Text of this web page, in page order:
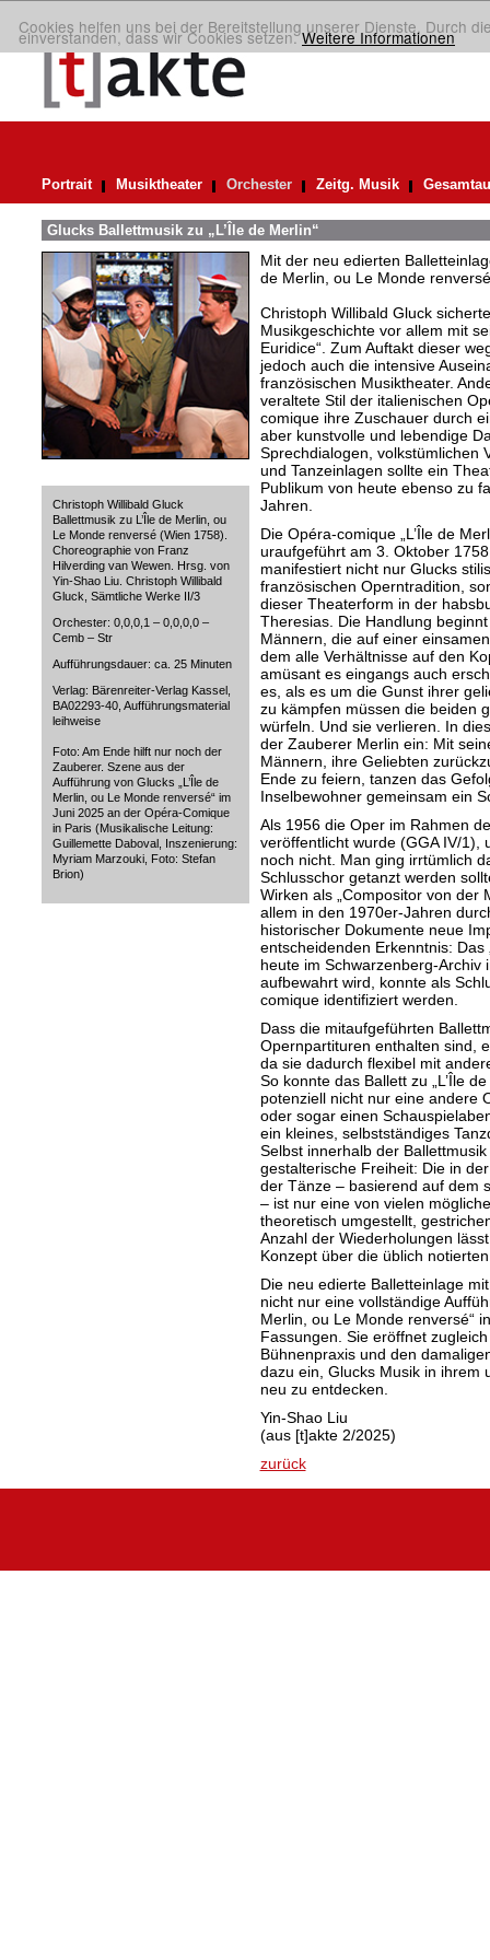
Cookies helfen uns bei der Bereitstellung unserer Dienste. Durch
einverstanden, dass wir Cookies setzen.Weitere Informationen
Portrait Musiktheater Orchester Zeitg. Musik
Glucks Ballettmusik zu „L’Île de Merlin“
Christoph Willibald Gluck
Ballettmusik zu L’Île de Merlin, ou
Le Monde renversé (Wien 1758).
Choreographie von Franz
Hilverding van Wewen. Hrsg. von
Yin-Shao Liu. Christoph Willibald
Gluck, Sämtliche Werke II/3
Orchester: 0,0,0,1 – 0,0,0,0 –
Cemb – Str
Aufführungsdauer: ca. 25 Minuten
Verlag: Bärenreiter-Verlag Kassel,
BA02293-40, Aufführungsmaterial
leihweise
Foto: Am Ende hilft nur noch der
Zauberer. Szene aus der
Aufführung von Glucks „L’Île de
Merlin, ou Le Monde renversé“ im
Juni 2025 an der Opéra-Comique
in Paris (Musikalische Leitung:
Guillemette Daboval, Inszenierung:
Myriam Marzouki, Foto: Stefan
Brion)
Mit der neu edierten
de Merlin, ou Le Monde
Christoph Willibald Gluck
Musikgeschichte vor allem mit
Euridice“. Zum Auftakt dieser
jedoch auch die intensive
französischen Musiktheater.
veraltete Stil der italienischen
comique ihre Zuschauer durch
aber kunstvolle und lebendige
Sprechdialogen, volkstümlichen
und Tanzeinlagen sollte ein
Publikum von heute ebenso zu
Jahren.
Die Opéra-comique „L’Île de
uraufgeführt am 3. Oktober
manifestiert nicht nur Glucks
französischen Operntradition,
dieser Theaterform in der
Theresias. Die Handlung
Männern, die auf einer
dem alle Verhältnisse auf den
amüsant es eingangs auch
es, als es um die Gunst ihrer
zu kämpfen müssen die beiden
würfeln. Und sie verlieren. In
der Zauberer Merlin ein: Mit
Männern, ihre Geliebten
Ende zu feiern, tanzen das
Inselbewohner gemeinsam ein
Als 1956 die Oper im Rahmen
veröffentlicht wurde (GGA IV/1),
noch nicht. Man ging irrtümlich
Schlusschor getanzt werden
Wirken als „Compositor von der
allem in den 1970er-Jahren
historischer Dokumente neue
entscheidenden Erkenntnis: Das
heute im Schwarzenberg-Archiv
aufbewahrt wird, konnte als
comique identifiziert werden.
Dass die mitaufgeführten
Opernpartituren enthalten sind,
da sie dadurch flexibel mit
So konnte das Ballett zu „L’Île
potenziell nicht nur eine andere
oder sogar einen
ein kleines, selbstständiges
Selbst innerhalb der Ballettmusik
gestalterische Freiheit: Die in
der Tänze – basierend auf dem
– ist nur eine von vielen
theoretisch umgestellt,
Anzahl der Wiederholungen
Konzept über die üblich
Die neu edierte Balletteinlage
nicht nur eine vollständige
Merlin, ou Le Monde renversé“
Fassungen. Sie eröffnet
Bühnenpraxis und den
dazu ein, Glucks Musik in ihrem
neu zu entdecken.
Yin-Shao Liu
(aus [t]akte 2/2025)
zurück